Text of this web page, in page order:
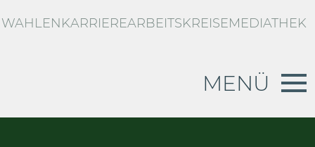
WAHLENKARRIEREARBEITSKREISEMEDIATHEK
MENÜ